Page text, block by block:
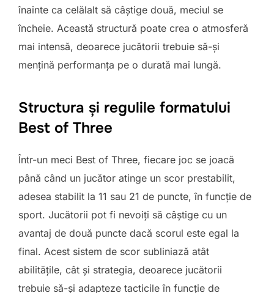
înainte ca celălalt să câștige două, meciul se
încheie. Această structură poate crea o atmosferă
mai intensă, deoarece jucătorii trebuie să-și
mențină performanța pe o durată mai lungă.
Structura și regulile formatului
Best of Three
Într-un meci Best of Three, fiecare joc se joacă
până când un jucător atinge un scor prestabilit,
adesea stabilit la 11 sau 21 de puncte, în funcție de
sport. Jucătorii pot fi nevoiți să câștige cu un
avantaj de două puncte dacă scorul este egal la
final. Acest sistem de scor subliniază atât
abilitățile, cât și strategia, deoarece jucătorii
trebuie să-și adapteze tacticile în funcție de